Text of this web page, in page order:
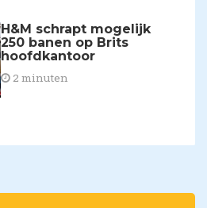
H&M schrapt mogelijk
250 banen op Brits
hoofdkantoor
2 minuten